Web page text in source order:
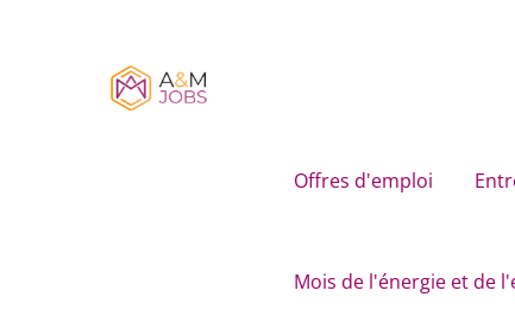
Offres d'emploi
Mois de l'énergie et de